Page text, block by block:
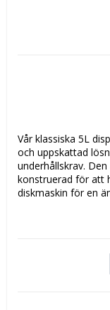
Vår klassiska 5L
och uppskattad
underhållskrav.
konstruerad för att
diskmaskin för en